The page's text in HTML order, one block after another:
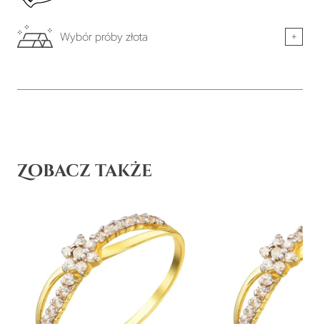
Wybór próby złota +
Zobacz także